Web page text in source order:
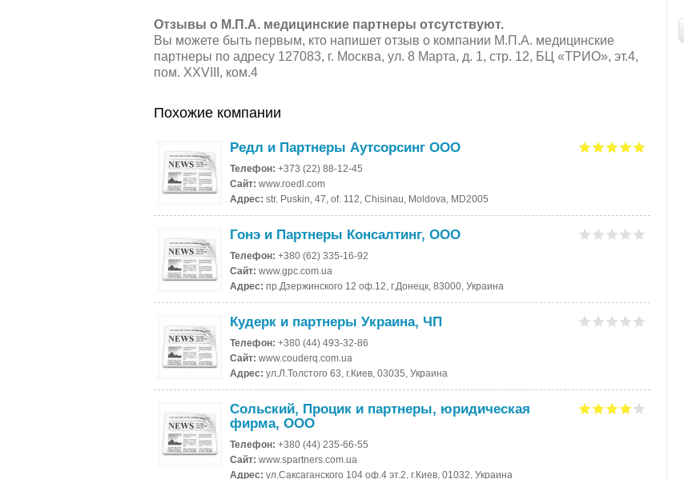
Отзывы о М.П.А. медицинские партнеры отсутствуют.
Вы можете быть первым, кто напишет отзыв о компании М.П.А. медицинские
партнеры по адресу 127083, г. Москва, ул. 8 Марта, д. 1, стр. 12, БЦ «ТРИО», эт.4,
пом. XXVIII, ком.4
Похожие компании
Редл и Партнеры Аутсорсинг ООО
Телефон: +373 (22) 88-12-45
Сайт: www.roedl.com
Адрес: str. Puskin, 47, of. 112, Chisinau, Moldova, MD2005
Гонэ и Партнеры Консалтинг, ООО
Телефон: +380 (62) 335-16-92
Сайт: www.gpc.com.ua
Адрес: пр.Дзержинского 12 оф.12, г.Донецк, 83000, Украина
Кудерк и партнеры Украина, ЧП
Телефон: +380 (44) 493-32-86
Сайт: www.couderq.com.ua
Адрес: ул.Л.Толстого 63, г.Киев, 03035, Украина
Сольский, Процик и партнеры, юридическая
фирма, ООО
Телефон: +380 (44) 235-66-55
Сайт: www.spartners.com.ua
Адрес: ул.Саксаганского 104 оф.4 эт.2, г.Киев, 01032, Украина